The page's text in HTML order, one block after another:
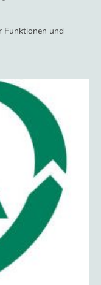
Funktionen und